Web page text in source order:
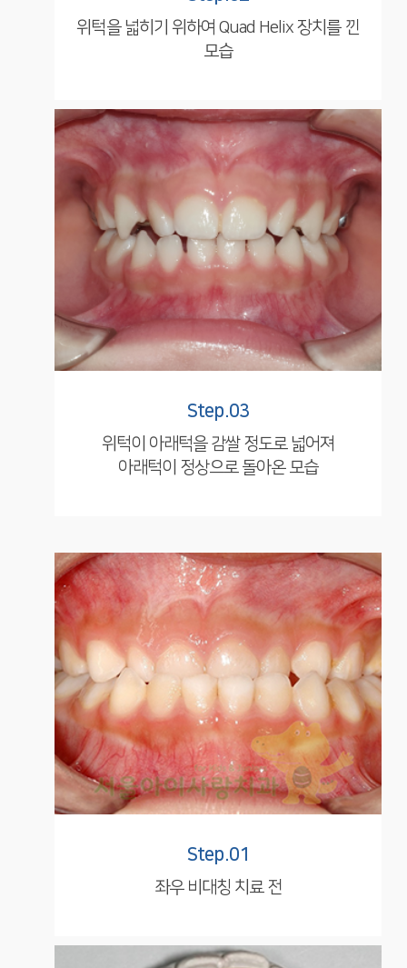
위턱을 넓히기 위하여 Quad Helix 장치를 낀
모습
Step.03
위턱이 아래턱을 감쌀 정도로 넓어져
아래턱이 정상으로 돌아온 모습
Step.01
좌우 비대칭 치료 전